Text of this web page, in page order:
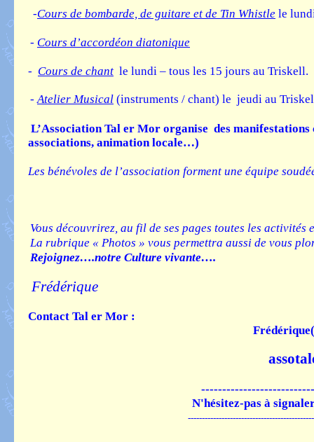
-Cours de bombarde, de guitare et de Tin Whistle le
- Cours d’accordéon diatonique
- Cours de chant le lundi – tous les 15 jours au Triskell.
-Atelier Musical (instruments / chant) le jeudi au
L’Association Tal er Mor organise des
associations, animation locale…)
Les bénévoles de l’association forment une équipe
Vous découvrirez, au fil de ses pages toutes les activités
La rubrique « Photos » vous permettra aussi de vous
Rejoignez….notre Culture vivante….
Frédérique
Contact Tal er Mor :
N'hésitez-pas à